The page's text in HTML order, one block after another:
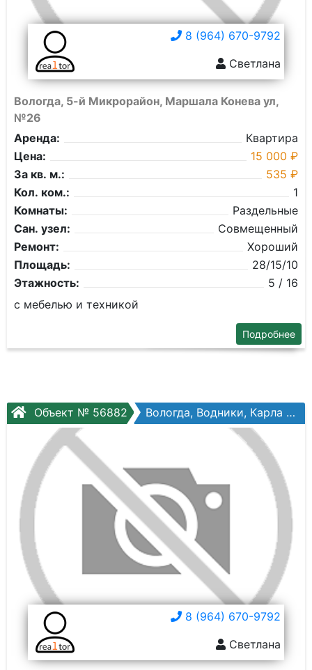
8 (964) 670-9792
Светлана
Вологда, 5-й Микрорайон, Маршала Конева ул,
№26
Аренда:
Квартира
Цена:
15 000 ₽
За кв. м.:
535 ₽
Кол. ком.:
1
Комнаты:
Раздельные
Сан. узел:
Совмещенный
Ремонт:
Хороший
Площадь:
28/15/10
Этажность:
5 / 16
с мебелью и техникой
Подробнее
Объект № 56882 Вологда, Водники, Карла Маркса ул, №121
8 (964) 670-9792
Светлана